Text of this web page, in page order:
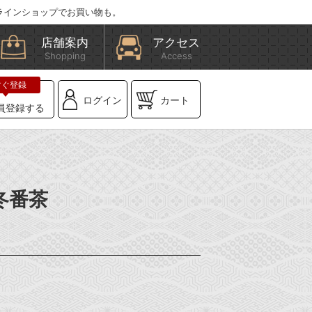
ンショップでお買い物も。
店舗案内
Shopping
アクセス
Access
登録する
ログイン カート
番茶